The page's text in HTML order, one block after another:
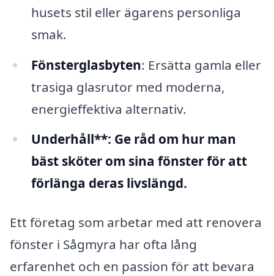
husets stil eller ägarens personliga
smak.
Fönsterglasbyten: Ersätta gamla eller
trasiga glasrutor med moderna,
energieffektiva alternativ.
Underhåll**: Ge råd om hur man
bäst sköter om sina fönster för att
förlänga deras livslängd.
Ett företag som arbetar med att renovera
fönster i Sågmyra har ofta lång
erfarenhet och en passion för att bevara